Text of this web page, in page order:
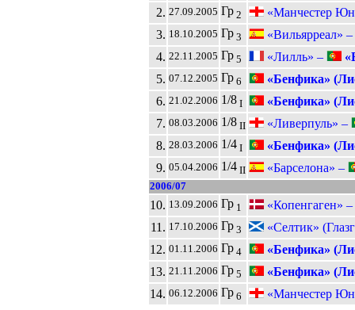
2. 27.09.2005 Гр2
«Манчестер
3. 18.10.2005 Гр3
«Вильярреал» –
4. 22.11.2005 Гр5 «Лилль» –
5. 07.12.2005 Гр6
«Бенфика»
6. 21.02.2006 1/8I
«Бенфика»
7. 08.03.2006 1/8II
«Ливерпуль» –
8. 28.03.2006 1/4I
«Бенфика»
9. 05.04.2006 1/4II «Барселона» –
2006/07
10. 13.09.2006 Гр1
«Копенгаген» –
11. 17.10.2006 Гр3
«Селтик»
12. 01.11.2006 Гр4
«Бенфика»
13. 21.11.2006 Гр5
«Бенфика»
14. 06.12.2006 Гр6 «Манчестер